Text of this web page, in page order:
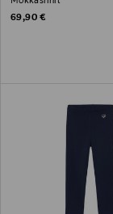
Original Price
69,90 €